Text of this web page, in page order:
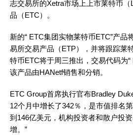
志交易所的Xetra市场上上市莱特币
品（ETC）。
新的“ ETC集团实物莱特币ETC”产品
易所交易产品（ETP），并将跟踪莱
特币ETC将于周三推出，交易代码为“
该产品由HANetf销售和分销。
ETC Group首席执行官布Bradley
12个月中增长了342％，是市值排名
到146亿美元，机构投资者和散户投
增。”